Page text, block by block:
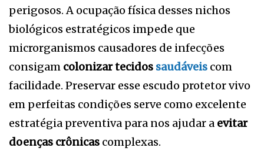
perigosos. A ocupação física desses nichos
biológicos estratégicos impede que
microrganismos causadores de infecções
consigam colonizar tecidos saudáveis com
facilidade. Preservar esse escudo protetor vivo
em perfeitas condições serve como excelente
estratégia preventiva para nos ajudar a evitar
doenças crônicas complexas.